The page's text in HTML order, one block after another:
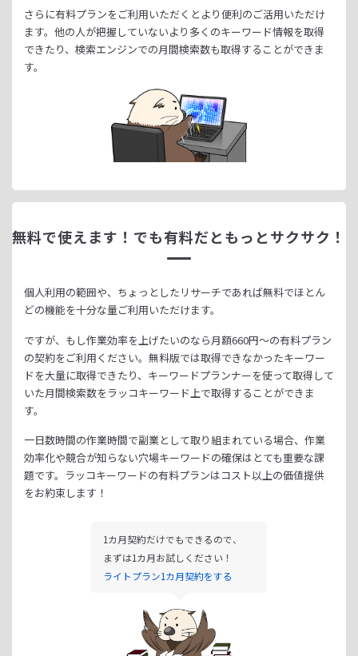
さらに有料プランをご利用いただくとより便利のご活用いただけ
ます。 他の人が把握していないより多くのキーワード情報を取得
できたり、 検索エンジンでの月間検索数も取得することができま
す。
無料で使えます！ でも有料だともっとサクサク！
個人利用の範囲や、ちょっとしたリサーチであれば無料でほとん
どの機能を十分な量ご利用いただけます。
ですが、もし作業効率を上げたいのなら月額660円～の有料プラン
の契約をご利用ください。 無料版では取得できなかったキーワー
ドを大量に取得できたり、 キーワードプランナーを使って取得して
いた月間検索数をラッコキーワード上で取得することができま
す。
一日数時間の作業時間で副業として取り組まれている場合、 作業
効率化や競合が知らない穴場キーワードの確保はとても重要な課
題です。 ラッコキーワードの有料プランはコスト以上の価値提供
をお約束します！
1カ月契約だけでもできるので、
まずは1カ月お試しください！
ライトプラン1カ月契約をする